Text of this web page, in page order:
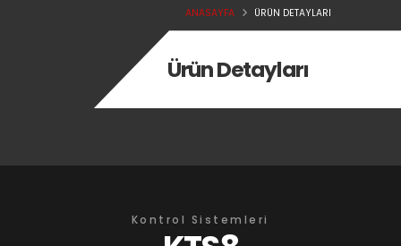
ANASAYFA ÜRÜN DETAYLARI
Ürün Detayları
Kontrol Sistemleri